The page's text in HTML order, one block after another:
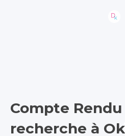
Compte
recherche à